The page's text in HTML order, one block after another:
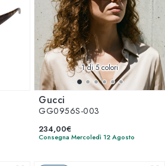
1di 5 colori
Gucci
GG0956S-003
234,00€
Consegna Mercoledì 12 Agosto